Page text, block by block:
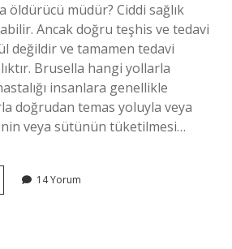
öldürücü müdür? Ciddi sağlık
Ancak doğru teşhis ve tedavi
değildir ve tamamen tedavi
Brusella hangi yollarla
insanlara genellikle
doğrudan temas yoluyla veya
veya sütünün tüketilmesi…
14 Yorum